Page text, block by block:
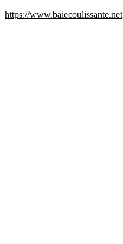
https://www.baiecoulissante.net